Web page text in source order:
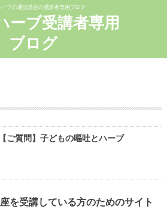
ーブの通信講座の受講者専用ブログ
ーブ受講者専用
ブログ
【ご質問】子どもの嘔吐とハーブ
を受講している方のためのサイト